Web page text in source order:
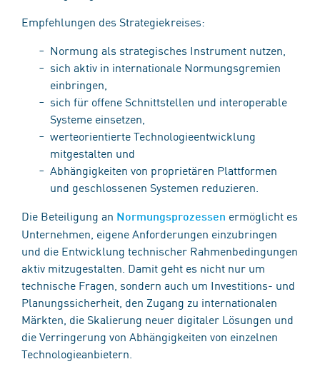
Empfehlungen des Strategiekreises:
Normung als strategisches Instrument nutzen,
sich aktiv in internationale Normungsgremien
einbringen,
sich für offene Schnittstellen und interoperable
Systeme einsetzen,
werteorientierte Technologieentwicklung
mitgestalten und
Abhängigkeiten von proprietären Plattformen
und geschlossenen Systemen reduzieren.
Die Beteiligung an Normungsprozessen ermöglicht es
Unternehmen, eigene Anforderungen einzubringen
und die Entwicklung technischer Rahmenbedingungen
aktiv mitzugestalten. Damit geht es nicht nur um
technische Fragen, sondern auch um Investitions- und
Planungssicherheit, den Zugang zu internationalen
Märkten, die Skalierung neuer digitaler Lösungen und
die Verringerung von Abhängigkeiten von einzelnen
Technologieanbietern.